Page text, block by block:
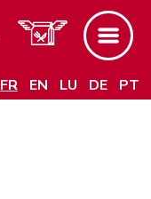
FR EN LU DE PT